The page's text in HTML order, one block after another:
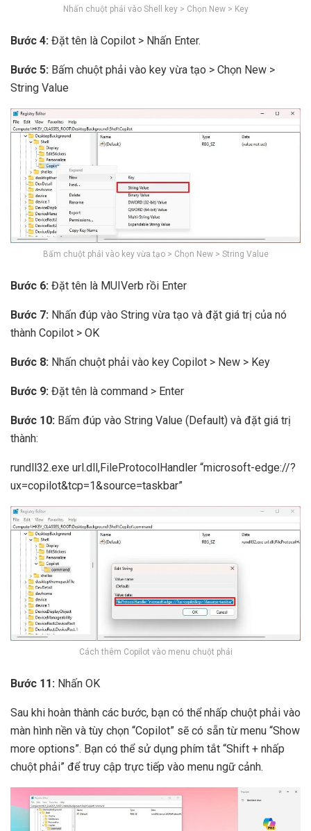
Nhấn chuột phải vào Shell key > Chọn New > Key
Bước 4: Đặt tên là Copilot > Nhấn Enter.
Bước 5: Bấm chuột phải vào key vừa tạo > Chọn New >
String Value
Bấm chuột phải vào key vừa tạo > Chọn New > String Value
Bước 6: Đặt tên là MUIVerb rồi Enter
Bước 7: Nhấn đúp vào String vừa tạo và đặt giá trị của nó
thành Copilot > OK
Bước 8: Nhấn chuột phải vào key Copilot > New > Key
Bước 9: Đặt tên là command > Enter
Bước 10: Bấm đúp vào String Value (Default) và đặt giá trị
thành:
rundll32.exe url.dll,FileProtocolHandler “microsoft-edge://?
ux=copilot&tcp=1&source=taskbar”
Cách thêm Copilot vào menu chuột phải
Bước 11: Nhấn OK
Sau khi hoàn thành các bước, bạn có thể nhấp chuột phải vào
màn hình nền và tùy chọn “Copilot” sẽ có sẵn từ menu “Show
more options”. Bạn có thể sử dụng phím tắt “Shift + nhấp
chuột phải” để truy cập trực tiếp vào menu ngữ cảnh.